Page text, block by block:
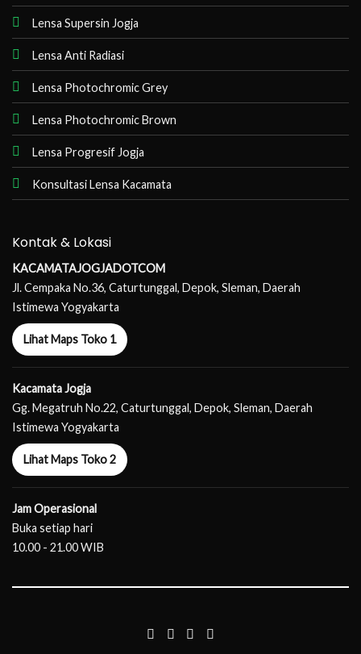
Lensa Supersin Jogja
Lensa Anti Radiasi
Lensa Photochromic Grey
Lensa Photochromic Brown
Lensa Progresif Jogja
Konsultasi Lensa Kacamata
Kontak & Lokasi
KACAMATAJOGJADOTCOM
Jl. Cempaka No.36, Caturtunggal, Depok, Sleman, Daerah
Istimewa Yogyakarta
Lihat Maps Toko 1
Kacamata Jogja
Gg. Megatruh No.22, Caturtunggal, Depok, Sleman, Daerah
Istimewa Yogyakarta
Lihat Maps Toko 2
Jam Operasional
Buka setiap hari
10.00 - 21.00 WIB